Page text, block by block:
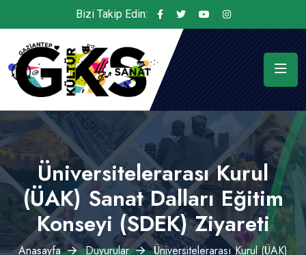
Bizi Takip Edin:
Üniversitelerarası Kurul
(ÜAK) Sanat Dalları Eğitim
Konseyi (SDEK) Ziyareti
Anasayfa Duyurular
Üniversitelerarası Kurul (ÜAK)